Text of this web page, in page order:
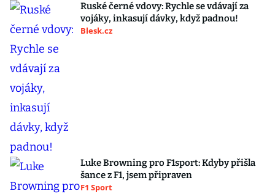
Ruské černé vdovy: Rychle se vdávají za
vojáky, inkasují dávky, když padnou!
Blesk.cz
Luke Browning pro F1sport: Kdyby přišla
šance z F1, jsem připraven
F1 Sport